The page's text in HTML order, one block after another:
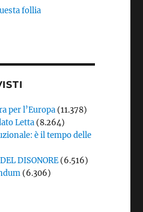
follia
per l’Europa (11.378)
Letta (8.264)
è il tempo delle
DISONORE (6.516)
(6.306)